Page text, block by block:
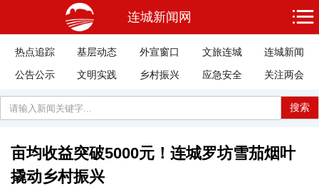
连城新闻网
热点追踪 基层动态 外宣窗口 文旅连城
连城新闻
公告公示
文明实践 乡村振兴 应急安全 关注两会
搜索
亩均收益突破5000元！连城罗坊雪茄烟叶
撬动乡村振兴